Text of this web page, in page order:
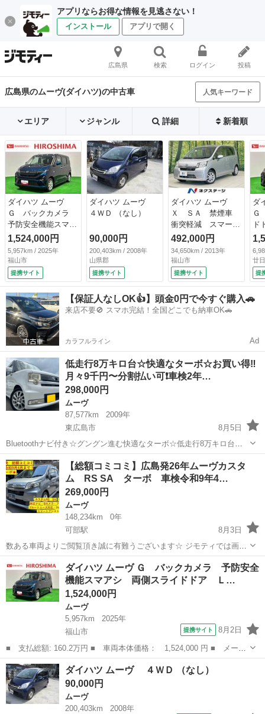
アプリならお得な情報を見逃さない！
インストール アプリで開く
広島県 検索 ログイン 投稿
広島県のムーヴ(ダイハツ)の中古車 人気キーワード
エリア ジャンル 詳細 新着順
ダイハツ ムーヴ
Ｇ バックカメラ
予防安全機能スマア
シ 両側スライドド
ア ＬＥＤオートラ
イト・フォグラン
プ 電動パーキング
ブレーキ プッシュ
ボタンスタート セ
キュリティアラー
ム バックカメラ
オート電動格納式ド
アミラー 助手席側
パワースライドドア
ウェルカムオープン
機能 （検10.6）
1,524,000円
5,957km / 2025年
福山市
提携サイト
ダイハツ ムーヴ
４ＷＤ （なし）
90,000円
200,403km / 2008年
山県郡
提携サイト
ダイハツ ムーヴ
Ｘ ＳＡ 禁煙車
衝突軽減 スマート
キー ＥＴＣ 純正
１４インチアルミ
オートライト／エア
コン 電動格納ミラ
ー 革巻きステアリ
ング アイドリング
ストップ ＣＤ再
生 ＡＵＸ接続
492,000円
34,650km / 2013年
福山市
提携サイト
ダ
Ｇ
ド
ン
ラ
ラ
イ
グ
ド
ン
ー
廿
提
【保証人なしOK👍】頭金0円で今すぐ購入🚗
来店不要🚫 スマホ完結！全国どこでも納車OK🚗
カラフルライン Ad
低走行8万キロ台☆快適なターボ☆お買い得‼️
月々9千円〜分割払い可❗️車検2年…
298,000円
ムーヴ
87,577km
2009年
東広島市
8月5日
Bluetoothナビ付き☆グングン進む快適なターボ☆低走行8万キロ台☆
全てコミコミ乗り出し価格‼️分割可❗️ 車検2年付き！【名義変更代込み】
車内広い！大人気☆ムーブコンテ カスタムRS☆Bluetoothナビ付き☆
走行中...
広島 東広島市 ムーヴ お買い得
【総額コミコミ】広島発26年ムーヴカスタ
ム RS SA ターボ 車検令和9年4…
269,000円
ムーヴ
148,234km
0年
可部駅
8月3日
数ある車両よりご閲覧頂き誠に有難うございます☆ ジモティでは画像
が少ないですが、カーセンサー、グーネット、車選び.comに多数画像
掲載しております。ネットで『プライムゲート 広島』などで検索頂
くとヒットしますので是非閲...
広島 広島市 可部駅 ムーヴ
ダイハツ ムーヴ Ｇ バックカメラ 予防安全
機能スマアシ 両側スライドドア Ｌ…
1,524,000円
ムーヴ
5,957km
2025年
福山市
提携サイト 8月2日
■ 支払総額: 160.2万円 ■ 車両本体価格： 1,524,000 円 ■ メーカ
ー名： ダイハツ ■ 車種名： ムーヴ ■ グレード名： Ｇ バッ
クカメラ 予防安全機能スマアシ 両側スライドドア ＬＥＤオート
ライト・...
広島 福山市 ムーヴ
ダイハツ ムーヴ ４ＷＤ （なし）
90,000円
ムーヴ
200,403km
2008年